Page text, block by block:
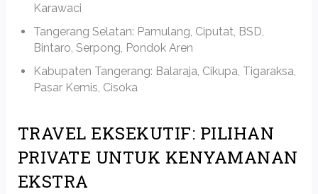
Karawaci
Tangerang Selatan: Pamulang, Ciputat, BSD,
Bintaro, Serpong, Pondok Aren
Kabupaten Tangerang: Balaraja, Cikupa, Tigaraksa,
Pasar Kemis, Cisoka
TRAVEL EKSEKUTIF: PILIHAN
PRIVATE UNTUK KENYAMANAN
EKSTRA